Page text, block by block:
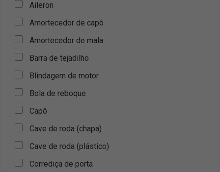
Aileron
Amortecedor de capô
Amortecedor de mala
Barra de tejadilho
Blindagem de motor
Bola de reboque
Capô
Cave de roda (chapa)
Cave de roda (plástico)
Corrediça de porta